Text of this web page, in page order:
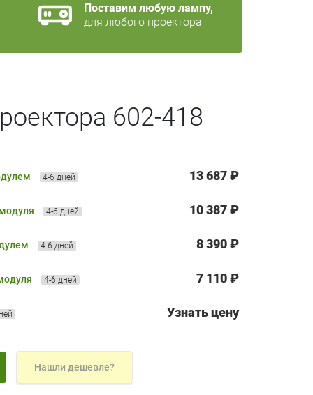
Поставим любую лампу,
для любого проектора
602-418
4-6 дней 13 687 ₽
4-6 дней 10 387 ₽
4-6 дней 8 390 ₽
4-6 дней 7 110 ₽
Узнать цену
Нашли дешевле?